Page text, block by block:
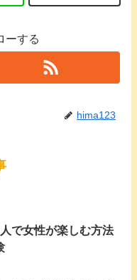
ーする
hima123
で女性が楽しむ方法